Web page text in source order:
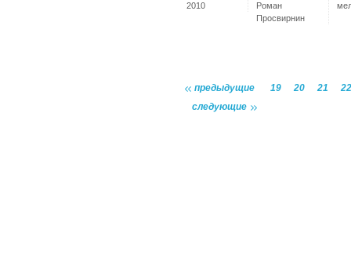
2010
Роман
Просвирнин
предыдущие 19 20 21
22
следующие